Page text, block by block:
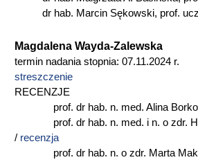
dr hab. Marcin Sękowski, prof.
Magdalena Wayda-Zalewska
termin nadania stopnia: 07.11.2024 r.
streszczenie
RECENZJE
prof. dr hab. n. med. Alina
prof. dr hab. n. med. i n. o zdr.
/ recenzja
prof. dr hab. n. o zdr. Marta